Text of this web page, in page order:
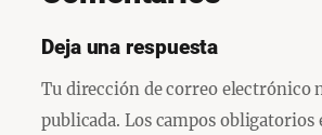
Deja una respuesta
Tu dirección de correo electrónico
publicada. Los campos obligatorios